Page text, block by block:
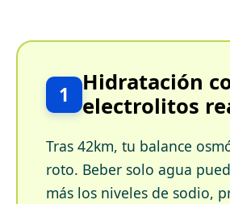
1
Hidratación
electrolitos
Tras 42km, tu balance
roto. Beber solo agua
más los niveles de sodio,